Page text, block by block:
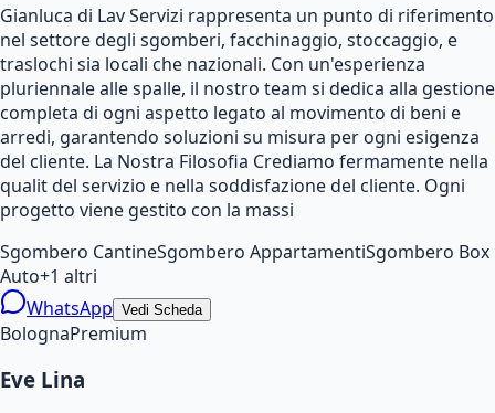
Gianluca di Lav Servizi rappresenta un punto di riferimento
nel settore degli sgomberi, facchinaggio, stoccaggio, e
traslochi sia locali che nazionali. Con un'esperienza
pluriennale alle spalle, il nostro team si dedica alla gestione
completa di ogni aspetto legato al movimento di beni e
arredi, garantendo soluzioni su misura per ogni esigenza
del cliente. La Nostra Filosofia Crediamo fermamente nella
qualit del servizio e nella soddisfazione del cliente. Ogni
progetto viene gestito con la massi
Sgombero CantineSgombero AppartamentiSgombero Box
Auto+1 altri
WhatsApp Vedi Scheda
BolognaPremium
Eve Lina